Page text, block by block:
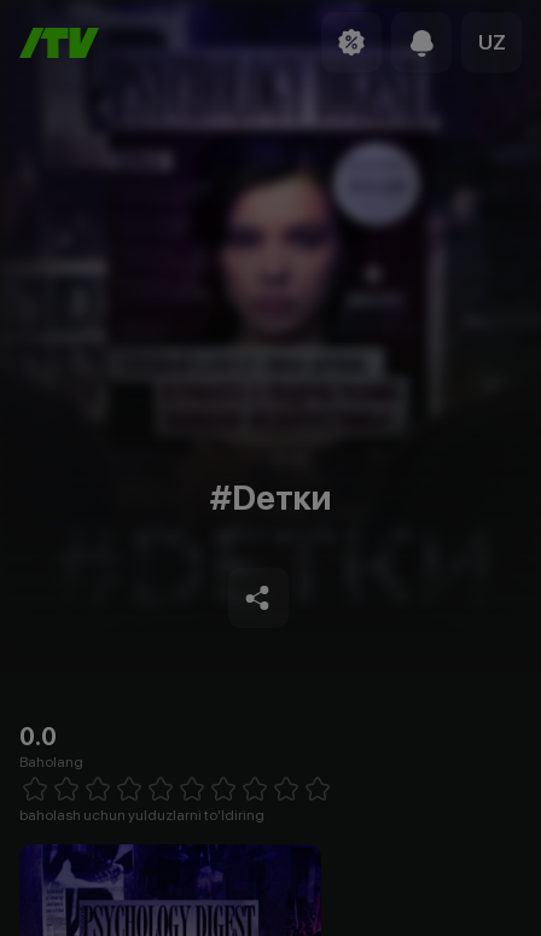
UZ
#Dетки
0.0
Baholang
1 Star 2 Stars 3 Stars 4 Stars5 Stars 6 Stars7 Stars8 Stars
baholash uchun yulduzlarni to'ldiring